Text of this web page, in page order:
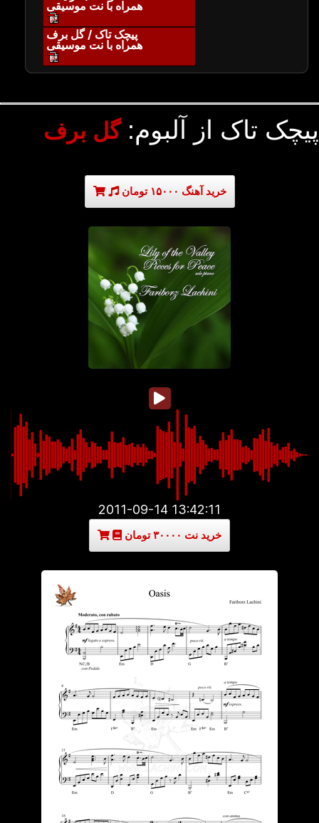
همراه با نت موسیقی
پیچک تاک / گل برف
همراه با نت موسیقی
پیچک تاک از آلبوم:گل برف
خرید آهنگ ۱۵۰۰۰ تومان
2011-09-14 13:42:11
خرید نت ۳۰۰۰۰ تومان